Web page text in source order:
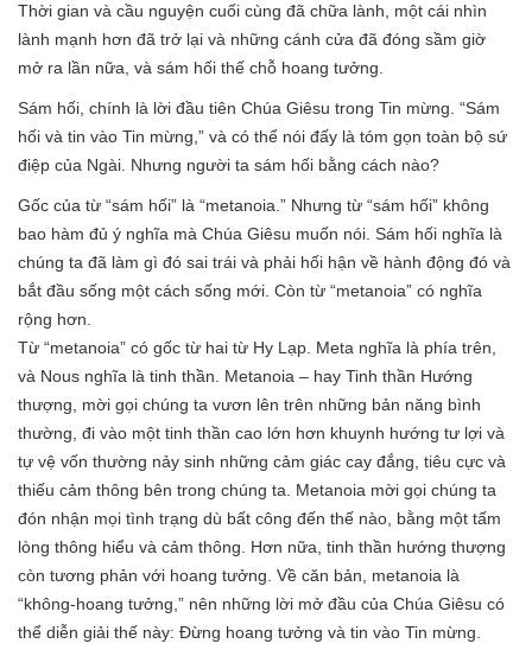
Thời gian và cầu nguyện cuối cùng đã chữa lành, một cái nhìn
lành mạnh hơn đã trở lại và những cánh cửa đã đóng sầm giờ
mở ra lần nữa, và sám hối thế chỗ hoang tưởng.
Sám hối, chính là lời đầu tiên Chúa Giêsu trong Tin mừng. “Sám
hối và tin vào Tin mừng,” và có thể nói đấy là tóm gọn toàn bộ sứ
điệp của Ngài. Nhưng người ta sám hối bằng cách nào?
Gốc của từ “sám hối” là “metanoia.” Nhưng từ “sám hối” không
bao hàm đủ ý nghĩa mà Chúa Giêsu muốn nói. Sám hối nghĩa là
chúng ta đã làm gì đó sai trái và phải hối hận về hành động đó và
bắt đầu sống một cách sống mới. Còn từ “metanoia” có nghĩa
rộng hơn.
Từ “metanoia” có gốc từ hai từ Hy Lạp. Meta nghĩa là phía trên,
và Nous nghĩa là tinh thần. Metanoia – hay Tinh thần Hướng
thượng, mời gọi chúng ta vươn lên trên những bản năng bình
thường, đi vào một tinh thần cao lớn hơn khuynh hướng tư lợi và
tự vệ vốn thường nảy sinh những cảm giác cay đắng, tiêu cực và
thiếu cảm thông bên trong chúng ta. Metanoia mời gọi chúng ta
đón nhận mọi tình trạng dù bất công đến thế nào, bằng một tấm
lòng thông hiểu và cảm thông. Hơn nữa, tinh thần hướng thượng
còn tương phản với hoang tưởng. Về căn bản, metanoia là
“không-hoang tưởng,” nên những lời mở đầu của Chúa Giêsu có
thể diễn giải thế này: Đừng hoang tưởng và tin vào Tin mừng.